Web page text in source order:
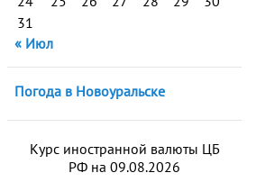
31
« Июл
Погода в Новоуральске
Курс иностранной валюты ЦБ
РФ на 09.08.2026